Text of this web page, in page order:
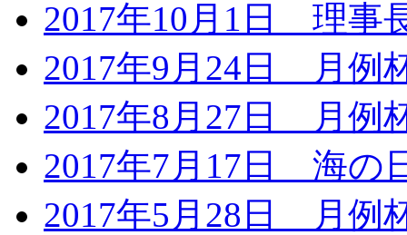
2017年10月1日 理事
2017年9月24日 月例
2017年8月27日 月例
2017年7月17日 海の
2017年5月28日 月例